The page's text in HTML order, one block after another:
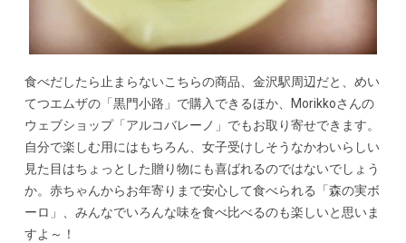
食べだしたら止まらないこちらの商品、金沢駅周辺だと、めい
てつエムザの「黒門小路」で購入できるほか、Morikkoさんの
ウェブショップ「アルコバレーノ」でもお取り寄せできます。
自分で楽しむ用にはもちろん、女子受けしそうなかわいらしい
見た目はちょっとした贈り物にも喜ばれるのではないでしょう
か。赤ちゃんからお年寄りまで安心して食べられる「森の実ボ
ーロ」、みんなでいろんな味を食べ比べるのも楽しいと思いま
すよ～！